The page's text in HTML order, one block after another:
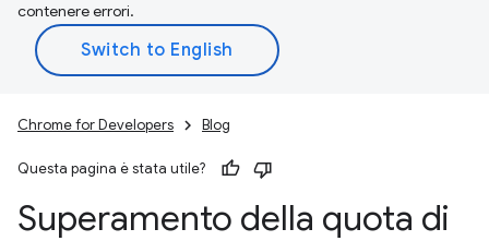
contenere errori.
Chrome for Developers Blog
Questa pagina è stata utile?
Superamento della quota di